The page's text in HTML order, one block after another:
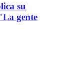
su
gente